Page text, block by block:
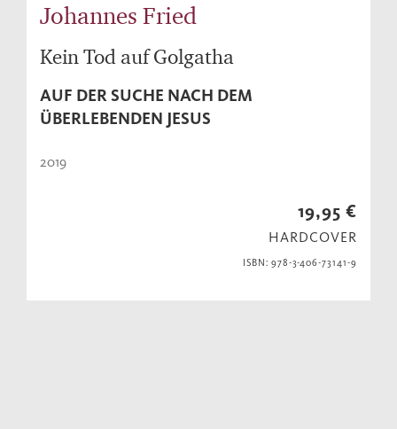
Johannes Fried
Kein Tod auf Golgatha
AUF DER SUCHE NACH DEM
ÜBERLEBENDEN JESUS
2019
19,95 €
HARDCOVER
ISBN: 978-3-406-73141-9